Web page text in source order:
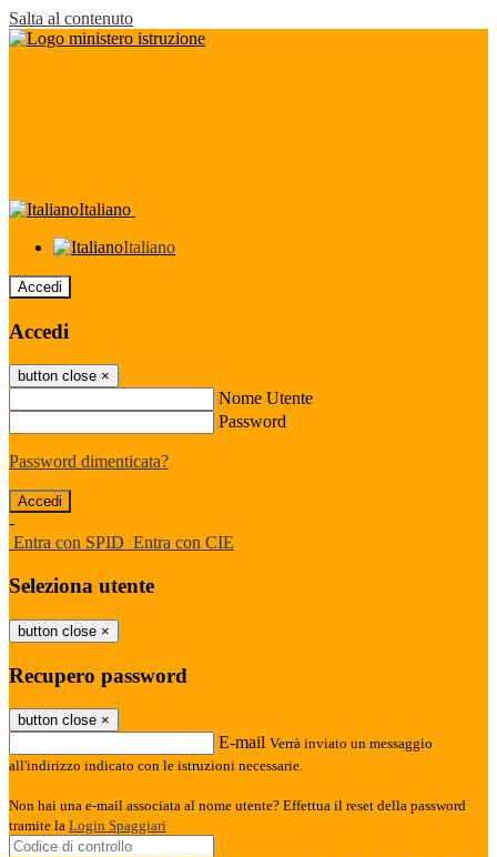
Salta al contenuto
Italiano
Italiano
Accedi
Accedi
button close ×
Nome Utente
Password
Password dimenticata?
-
Entra con SPID Entra con CIE
Seleziona utente
button close ×
Recupero password
button close ×
E-mail Verrà inviato un messaggio
all'indirizzo indicato con le istruzioni necessarie.
Non hai una e-mail associata al nome utente? Effettua il reset della password
tramite la Login Spaggiari